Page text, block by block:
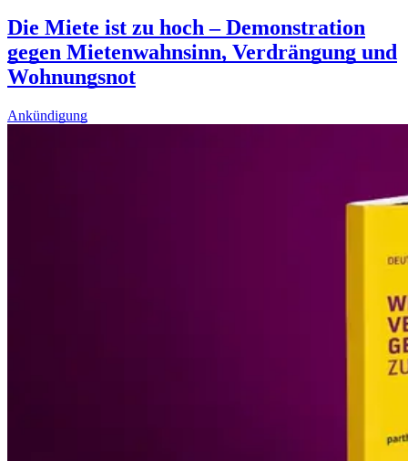
Die Miete ist zu hoch – Demonstration
gegen Mietenwahnsinn, Verdrängung und
Wohnungsnot
Ankündigung